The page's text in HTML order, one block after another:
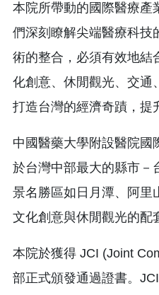
本院所帶動的國際醫療產
們深刻瞭解尖端醫療科技
術的整合，必須有效地結
化創意、休閒觀光、交通
打造台灣的經濟奇蹟，提
中國醫藥大學附設醫院國
於台灣中部最大的縣市－
景名勝區如日月潭、阿里
文化創意與休閒觀光的配
本院於獲得 JCI (Joint
部正式頒發通過證書。